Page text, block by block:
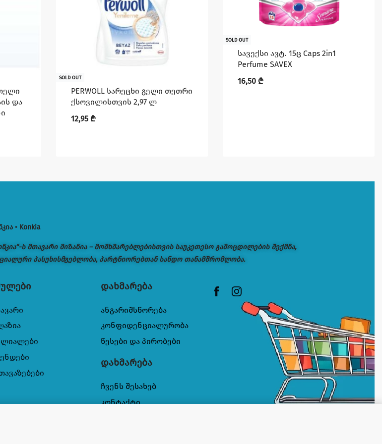
და
SOLD OUT
PERWOLL სარეცხი გელი თეთრი
ქსოვილისთვის 2,97 ლ
12,95 ₾
SOLD OUT
სავექსი ავტ. 15ც Caps 2in1
Perfume SAVEX
16,50 ₾
• Konkia
ს მთავარი მიზანია – მომხმარებლებისთვის საუკეთესო გამოცდილების შექმნა,
პასუხისმგებლობა, პარტნიორებთან სანდო თანამშრომლობა.
დახმარება
ანგარიშსწორება
კონფიდენციალურობა
წესები და პირობები
დახმარება
ჩვენს შესახებ
კონტაქტი